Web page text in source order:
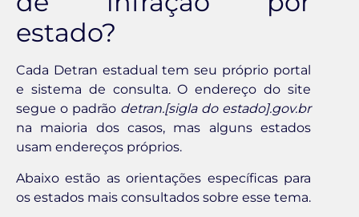
estado?
Cada Detran estadual tem seu próprio portal
e sistema de consulta. O endereço do site
segue o padrão detran.[sigla do estado].gov.br
na maioria dos casos, mas alguns estados
usam endereços próprios.
Abaixo estão as orientações específicas para
os estados mais consultados sobre esse tema.